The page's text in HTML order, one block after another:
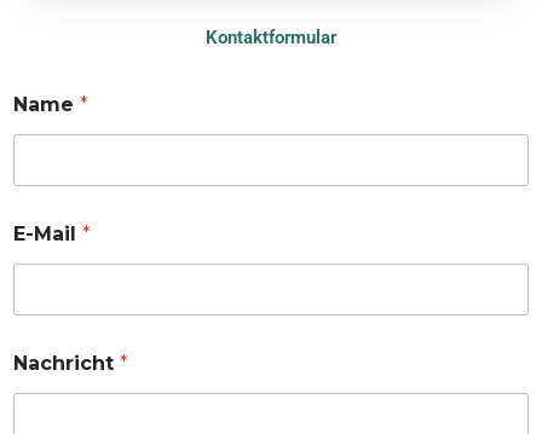
Kontaktformular
Name *
E-Mail *
Nachricht *